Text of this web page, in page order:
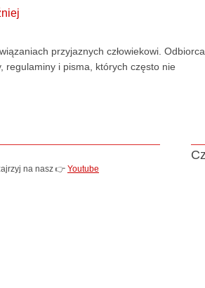
przyjaznych człowiekowi. Odbiorca
regulaminy i pisma, których często nie
na nasz 👉 Youtube